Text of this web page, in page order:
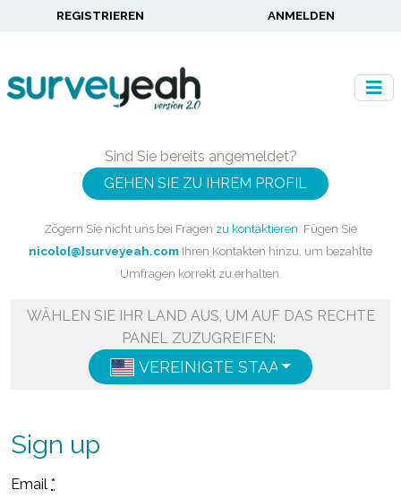
REGISTRIEREN ANMELDEN
Sind Sie bereits angemeldet?
GEHEN SIE ZU IHREM PROFIL
Zögern Sie nicht uns bei Fragen zu kontaktieren . Fügen Sie
nicolo[@]surveyeah.com Ihren Kontakten hinzu, um bezahlte
Umfragen korrekt zu erhalten.
WÄHLEN SIE IHR LAND AUS, UM AUF DAS RECHTE
PANEL ZUZUGREIFEN:
VEREINIGTE STAATENENGLISH
Sign up
Email *